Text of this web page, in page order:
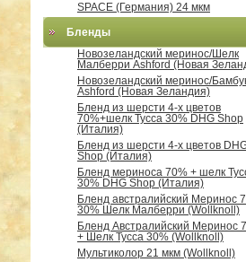
SPACE (Германия) 24 мкм
Бленды
Новозеландский меринос/Шелк
Малберри Ashford (Новая
Новозеландский меринос/
Ashford (Новая Зеландия)
Бленд из шерсти 4-х цветов
70%+шелк Тусса 30% DHG Shop
(Италия)
Бленд из шерсти 4-х цветов
Shop (Италия)
Бленд мериноса 70% + шелк
30% DHG Shop (Италия)
Бленд австралийский Меринос
30% Шелк Малберри (Wollknoll)
Бленд Австралийский Меринос
+ Шелк Тусса 30% (Wollknoll)
Мультиколор 21 мкм (Wollknoll)